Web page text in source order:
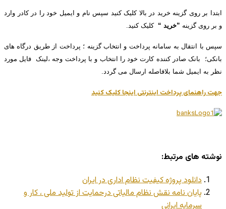
ابتدا بر روی گزینه خرید در بالا کلیک کنید سپس نام و ایمیل خود را در کادر وارد
و بر روی گزینه ”خرید “ کلیک کنید.
سپس با انتقال به سامانه پرداخت و انتخاب گزینه ؛ پرداخت از طریق درگاه های
بانکی؛ بانک صادر کننده کارت خود را انتخاب و با پرداخت وجه ،لینک فایل مورد
نظر به ایمیل شما بلافاصله ارسال می گردد.
جهت راهنمای پرداخت اینترنتی اینجا کلیک کنید
نوشته های مرتبط:
دانلود پروژه کیفیت نظام اداری در ایران
پایان نامه نقش نظام مالیاتی درحمایت از تولید ملی ، کار و
سرمایه ایرانی